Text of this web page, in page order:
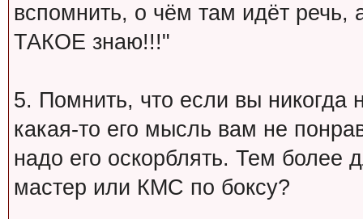
вспомнить, о чём там идёт речь,
ТАКОЕ знаю!!!"
5. Помнить, что если вы никогда
какая-то его мысль вам не
надо его оскорблять. Тем более
мастер или КМС по боксу?